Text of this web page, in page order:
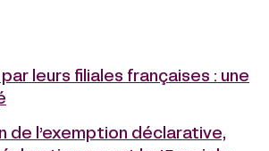
leurs filiales françaises : une
de l’exemption déclarative,